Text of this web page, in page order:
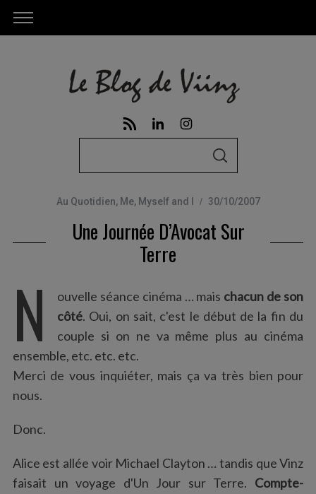
r
c
r
:
S
C
H
Au Quotidien, Me, Myself and I 30/10/2007
Une Journée D’Avocat Sur
Terre
N ouvelle séance cinéma … mais chacun de son
côté. Oui, on sait, c'est le début de la fin du
couple si on ne va même plus au cinéma
ensemble, etc. etc. etc.
Merci de vous inquiéter, mais ça va très bien pour
nous.
Donc.
Alice est allée voir Michael Clayton … tandis que Vinz
faisait un voyage d'Un Jour sur Terre. Compte-